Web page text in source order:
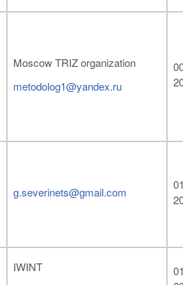
Moscow TRIZ organization
metodolog1@yandex.ru
g.severinets@gmail.com
IWINT